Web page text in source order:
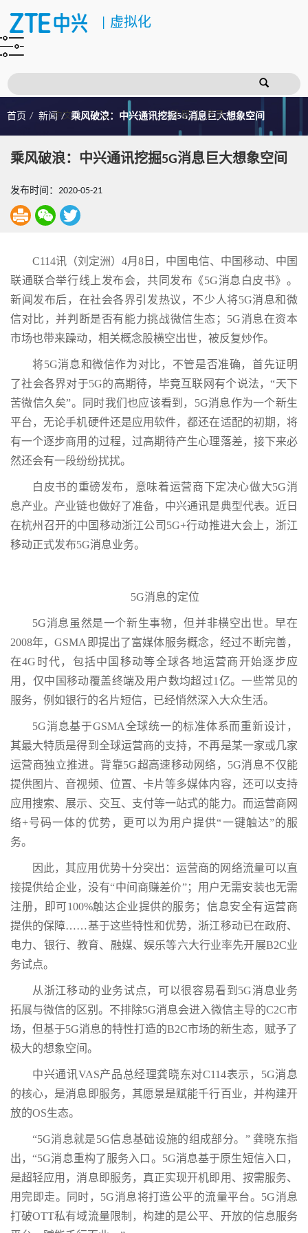
虚拟化
注册 登录
首页 新闻 乘风破浪：中兴通讯挖掘5G消息巨大想象空间
乘风破浪：中兴通讯挖掘5G消息巨大想象空间
发布时间：2020-05-21
C114讯（刘定洲）4月8日，中国电信、中国移动、中国
联通联合举行线上发布会，共同发布《5G消息白皮书》。
新闻发布后，在社会各界引发热议，不少人将5G消息和微
信对比，并判断是否有能力挑战微信生态；5G消息在资本
市场也带来躁动，相关概念股横空出世，被反复炒作。
将5G消息和微信作为对比，不管是否准确，首先证明
了社会各界对于5G的高期待，毕竟互联网有个说法，“天下
苦微信久矣”。同时我们也应该看到，5G消息作为一个新生
平台，无论手机硬件还是应用软件，都还在适配的初期，将
有一个逐步商用的过程，过高期待产生心理落差，接下来必
然还会有一段纷纷扰扰。
白皮书的重磅发布，意味着运营商下定决心做大5G消
息产业。产业链也做好了准备，中兴通讯是典型代表。近日
在杭州召开的中国移动浙江公司5G+行动推进大会上，浙江
移动正式发布5G消息业务。
5G消息的定位
5G消息虽然是一个新生事物，但并非横空出世。早在
2008年，GSMA即提出了富媒体服务概念，经过不断完善，
在4G时代，包括中国移动等全球各地运营商开始逐步应
用，仅中国移动覆盖终端及用户数均超过1亿。一些常见的
服务，例如银行的名片短信，已经悄然深入大众生活。
5G消息基于GSMA全球统一的标准体系而重新设计，
其最大特质是得到全球运营商的支持，不再是某一家或几家
运营商独立推进。背靠5G超高速移动网络，5G消息不仅能
提供图片、音视频、位置、卡片等多媒体内容，还可以支持
应用搜索、展示、交互、支付等一站式的能力。而运营商网
络+号码一体的优势，更可以为用户提供“一键触达”的服
务。
因此，其应用优势十分突出：运营商的网络流量可以直
接提供给企业，没有“中间商赚差价”；用户无需安装也无需
注册，即可100%触达企业提供的服务；信息安全有运营商
提供的保障……基于这些特性和优势，浙江移动已在政府、
电力、银行、教育、融媒、娱乐等六大行业率先开展B2C业
务试点。
从浙江移动的业务试点，可以很容易看到5G消息业务
拓展与微信的区别。不排除5G消息会进入微信主导的C2C市
场，但基于5G消息的特性打造的B2C市场的新生态，赋予了
极大的想象空间。
中兴通讯VAS产品总经理龚晓东对C114表示，5G消息
的核心，是消息即服务，其愿景是赋能千行百业，并构建开
放的OS生态。
“5G消息就是5G信息基础设施的组成部分。” 龚晓东指
出，“5G消息重构了服务入口。5G消息基于原生短信入口，
是超轻应用，消息即服务，真正实现开机即用、按需服务、
用完即走。同时，5G消息将打造公平的流量平台。5G消息
打破OTT私有域流量限制，构建的是公平、开放的信息服务